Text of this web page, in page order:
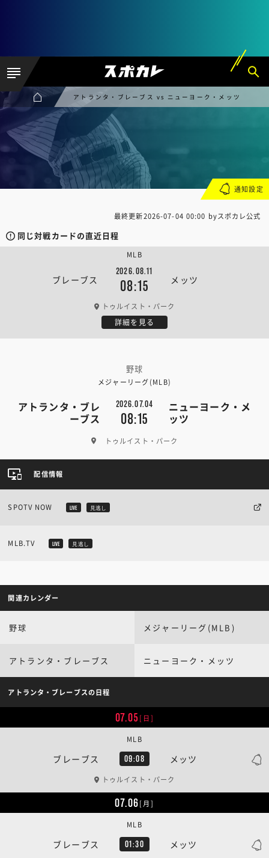
アトランタ・ブレーブス vs ニューヨーク・メッツ
最終更新2026-07-04 00:00 byスポカレ公式
同じ対戦カードの直近日程
ブレーブス
2026.08.11
08:15 メッツ
MLB
トゥルイスト・パーク
詳細を見る
野球
メジャーリーグ(MLB)
アトランタ・ブレ
ーブス
2026.07.04
08:15
ニューヨーク・メ
ッツ
トゥルイスト・パーク
通知設定
配信情報
SPOTV NOW LIVE 見逃し
MLB.TV LIVE 見逃し
関連カレンダー
野球 メジャーリーグ(MLB)
アトランタ・ブレーブス ニューヨーク・メッツ
アトランタ・ブレーブスの日程
07.05[日]
ブレーブス 09:08 メッツ
MLB
トゥルイスト・パーク
07.06[月]
ブレーブス 01:30 メッツ
MLB